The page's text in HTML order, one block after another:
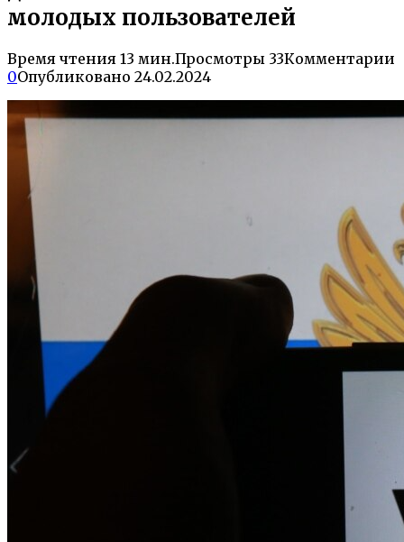
молодых пользователей
Время чтения 13 мин.Просмотры 33Комментарии
0Опубликовано 24.02.2024